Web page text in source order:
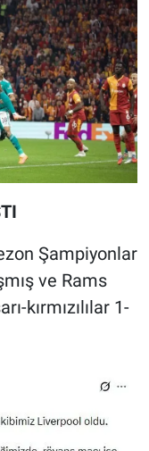
Şampiyonlar
ve Rams
kırmızılılar 1-